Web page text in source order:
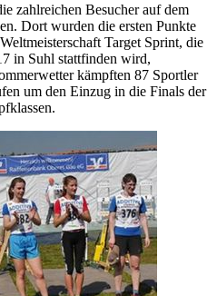
zahlreichen Besucher auf dem
Dort wurden die ersten Punkte
Target Sprint, die
in Suhl stattfinden wird,
kämpften 87 Sportler
um den Einzug in die Finals der